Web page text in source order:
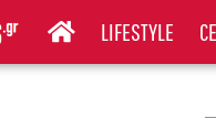
LIFESTYLE